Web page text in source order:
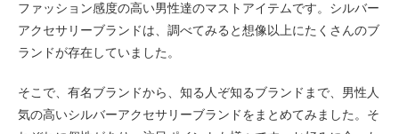
ファッション感度の高い男性達のマストアイテムです。シルバー
アクセサリーブランドは、調べてみると想像以上にたくさんのブ
ランドが存在していました。
そこで、有名ブランドから、知る人ぞ知るブランドまで、男性人
気の高いシルバーアクセサリーブランドをまとめてみました。そ